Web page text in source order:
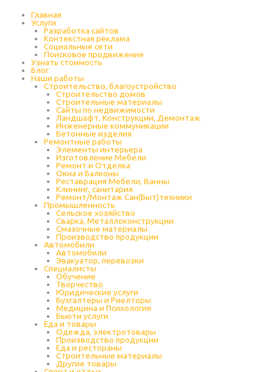
Главная
Услуги
Разработка сайтов
Контекстная реклама
Социальные сети
Поисковое продвижение
Узнать стоимость
Блог
Наши работы
Строительство, благоустройство
Строительство домов
Строительные материалы
Сайты по недвижимости
Ландшафт, Конструкции, Демонтаж
Инженерные коммуникации
Бетонные изделия
Ремонтные работы
Элементы интерьера
Изготовление Мебели
Ремонт и Отделка
Окна и Балконы
Реставрация Мебели, Ванны
Клининг, санитария
Ремонт/Монтаж Сан(Быт)техники
Промышленность
Cельское хозяйство
Сварка, Металлоконструкции
Cмазочные материалы
Производство продукции
Автомобили
Автомобили
Эвакуатор, перевозки
Специалисты
Обучение
Творчество
Юридические услуги
Бухгалтеры и Риелторы
Медицина и Психология
Бьюти услуги
Еда и товары
Одежда, электротовары
Производство продукции
Еда и рестораны
Строительные материалы
Другие товары